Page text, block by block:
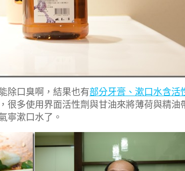
除口臭啊，結果也有部分牙膏、漱口水含
很多使用界面活性劑與甘油來將薄荷與精油
寧漱口水了。